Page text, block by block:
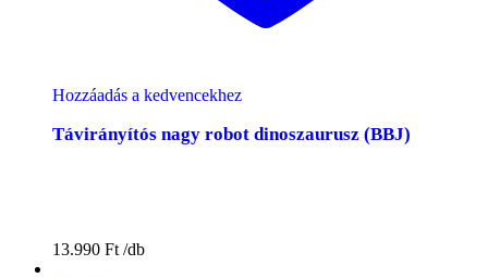
Hozzáadás a kedvencekhez
Távirányítós nagy robot dinoszaurusz (BBJ)
13.990 Ft